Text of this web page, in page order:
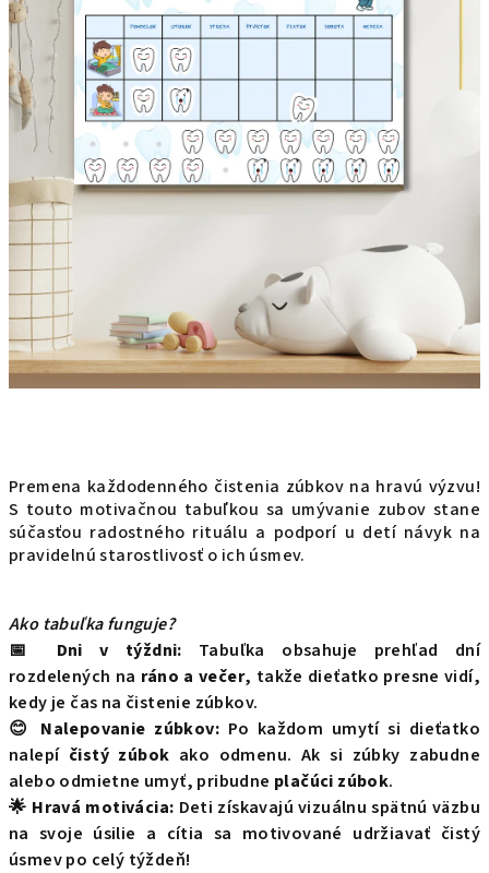
Premena každodenného čistenia zúbkov na hravú výzvu!
S touto motivačnou tabuľkou sa umývanie zubov stane
súčasťou radostného rituálu a podporí u detí návyk na
pravidelnú starostlivosť o ich úsmev.
Ako tabuľka funguje?
📅 Dni v týždni: Tabuľka obsahuje prehľad dní
rozdelených na ráno a večer, takže dieťatko presne vidí,
kedy je čas na čistenie zúbkov.
😊 Nalepovanie zúbkov:Po každom umytí si dieťatko
nalepí čistý zúbok ako odmenu. Ak si zúbky zabudne
alebo odmietne umyť, pribudne plačúci zúbok.
🌟 Hravá motivácia: Deti získavajú vizuálnu spätnú väzbu
na svoje úsilie a cítia sa motivované udržiavať čistý
úsmev po celý týždeň!